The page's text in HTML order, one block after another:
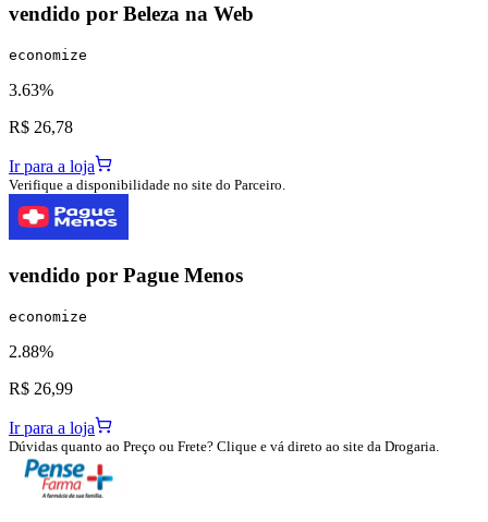
vendido por Beleza na Web
economize
3.63%
R$ 26,78
Ir para a loja
Verifique a disponibilidade no site do Parceiro.
vendido por Pague Menos
economize
2.88%
R$ 26,99
Ir para a loja
Dúvidas quanto ao Preço ou Frete? Clique e vá direto ao site da Drogaria.